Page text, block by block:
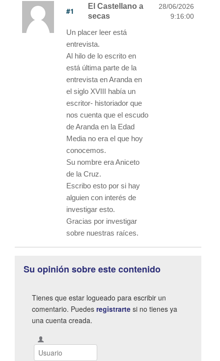
#1
El Castellano a
secas
28/06/2026
9:16:00
Un placer leer está
entrevista.
Al hilo de lo escrito en
está última parte de la
entrevista en Aranda en
el siglo XVIII había un
escritor- historiador que
nos cuenta que el escudo
de Aranda en la Edad
Media no era el que hoy
conocemos.
Su nombre era Aniceto
de la Cruz.
Escribo esto por si hay
alguien con interés de
investigar esto.
Gracias por investigar
sobre nuestras raíces.
Su opinión sobre este contenido
Tienes que estar logueado para escribir un
comentario. Puedes registrarte si no tienes ya
una cuenta creada.